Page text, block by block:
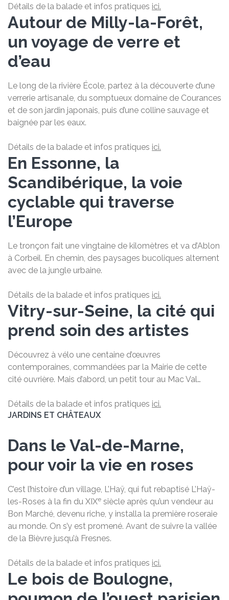
Détails de la balade et infos pratiques ici.
Autour de Milly-la-Forêt,
un voyage de verre et
d’eau
Le long de la rivière École, partez à la découverte d’une
verrerie artisanale, du somptueux domaine de Courances
et de son jardin japonais, puis d’une colline sauvage et
baignée par les eaux.
Détails de la balade et infos pratiques ici.
En Essonne, la
Scandibérique, la voie
cyclable qui traverse
l’Europe
Le tronçon fait une vingtaine de kilomètres et va d’Ablon
à Corbeil. En chemin, des paysages bucoliques alternent
avec de la jungle urbaine.
Détails de la balade et infos pratiques ici.
Vitry-sur-Seine, la cité qui
prend soin des artistes
Découvrez à vélo une centaine d’œuvres
contemporaines, commandées par la Mairie de cette
cité ouvrière. Mais d’abord, un petit tour au Mac Val…
Détails de la balade et infos pratiques ici.
JARDINS ET CHÂTEAUX
Dans le Val-de-Marne,
pour voir la vie en roses
C’est l’histoire d’un village, L’Haÿ, qui fut rebaptisé L’Haÿ-
les-Roses à la fin du XIXe siècle après qu’un vendeur au
Bon Marché, devenu riche, y installa la première roseraie
au monde. On s’y est promené. Avant de suivre la vallée
de la Bièvre jusqu’à Fresnes.
Détails de la balade et infos pratiques ici.
Le bois de Boulogne,